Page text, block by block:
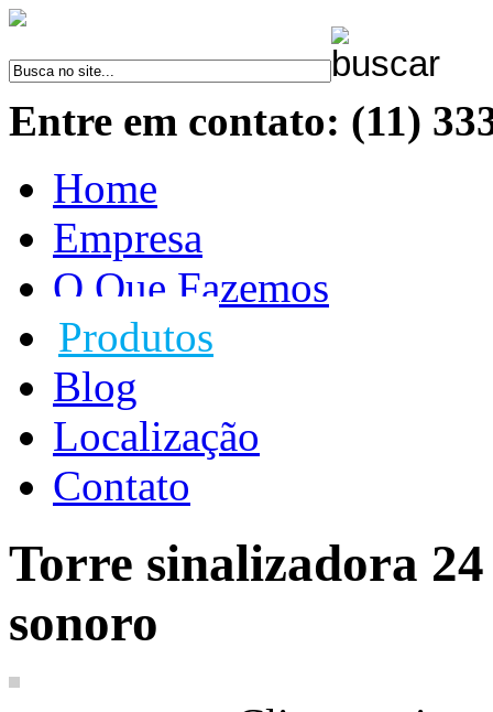
Entre em contato: (11)
Home
Empresa
O Que Fazemos
Produtos
Blog
Localização
Contato
Torre sinalizadora
sonoro